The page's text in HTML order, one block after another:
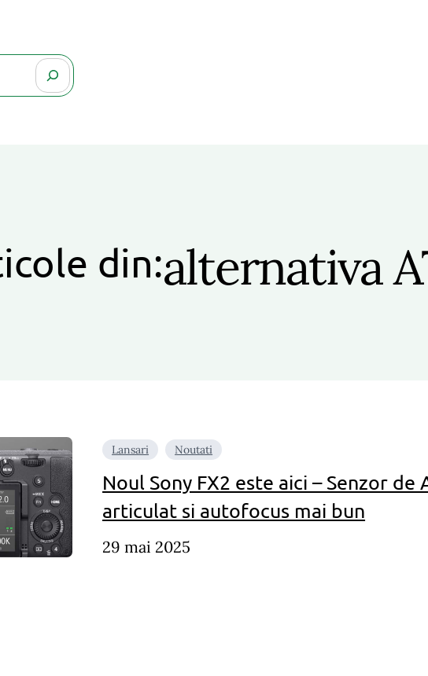
din:alternativa
Lansari Noutati
Noul Sony FX2 este aici – Senzor de
articulat si autofocus mai bun
29 mai 2025